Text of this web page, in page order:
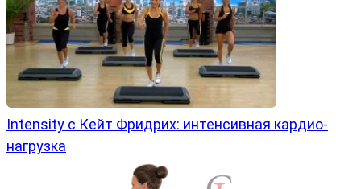
Intensity с Кейт Фридрих: интенсивная кардио-
нагрузка